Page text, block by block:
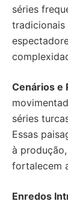
séries
tradicionais
Cenários e
séries
Essas
à
fortalecem
Enredos